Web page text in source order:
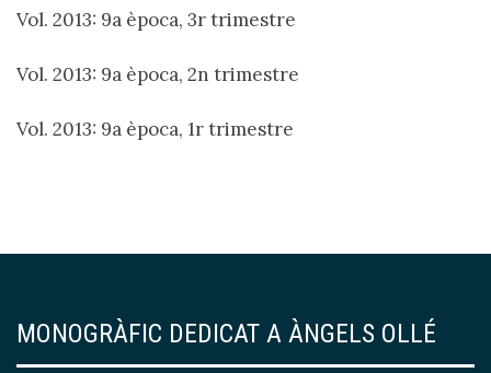
Vol. 2013: 9a època, 3r trimestre
Vol. 2013: 9a època, 2n trimestre
Vol. 2013: 9a època, 1r trimestre
MONOGRÀFIC DEDICAT A ÀNGELS OLLÉ